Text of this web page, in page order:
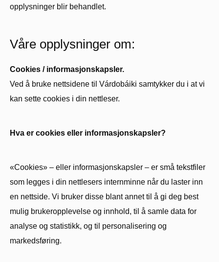
opplysninger blir behandlet.
Våre opplysninger om:
Cookies / informasjonskapsler.
Ved å bruke nettsidene til Várdobáiki samtykker du i at vi
kan sette cookies i din nettleser.
Hva er cookies eller informasjonskapsler?
«Cookies» – eller informasjonskapsler – er små tekstfiler
som legges i din nettlesers internminne når du laster inn
en nettside. Vi bruker disse blant annet til å gi deg best
mulig brukeropplevelse og innhold, til å samle data for
analyse og statistikk, og til personalisering og
markedsføring.